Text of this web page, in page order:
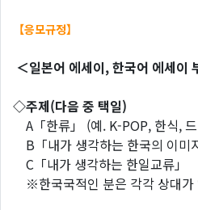
【응모규정】
＜일본어 에세이, 한국어 에세이
◇주제(다음 중 택일)
A「한류」 (예. K-POP, 한식,
B「내가 생각하는 한국의 이미
C「내가 생각하는 한일교류」
※한국국적인 분은 각각 상대가